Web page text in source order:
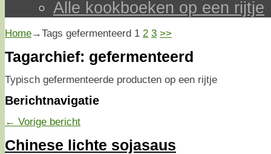
Alle kookboeken op een rijtje
Home→Tags gefermenteerd 1 2 3 >>
Tagarchief: gefermenteerd
Typisch gefermenteerde producten op een rijtje
Berichtnavigatie
← Vorige bericht
Chinese lichte sojasaus